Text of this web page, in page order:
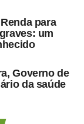
para
um
Governo de
da saúde